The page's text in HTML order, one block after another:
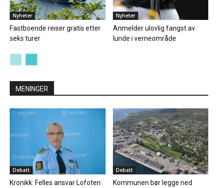
Nyheter
Fastboende reiser gratis etter
seks turer
Nyheter
Anmelder ulovlig fangst av
lunde i verneområde
MENINGER
Debatt
Kronikk: Felles ansvar Lofoten
Debatt
Kommunen bør legge ned